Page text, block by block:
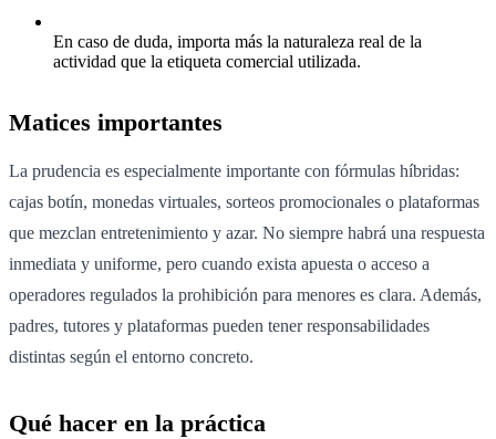
En caso de duda, importa más la naturaleza real de la
actividad que la etiqueta comercial utilizada.
Matices importantes
La prudencia es especialmente importante con fórmulas híbridas:
cajas botín, monedas virtuales, sorteos promocionales o plataformas
que mezclan entretenimiento y azar. No siempre habrá una respuesta
inmediata y uniforme, pero cuando exista apuesta o acceso a
operadores regulados la prohibición para menores es clara. Además,
padres, tutores y plataformas pueden tener responsabilidades
distintas según el entorno concreto.
Qué hacer en la práctica